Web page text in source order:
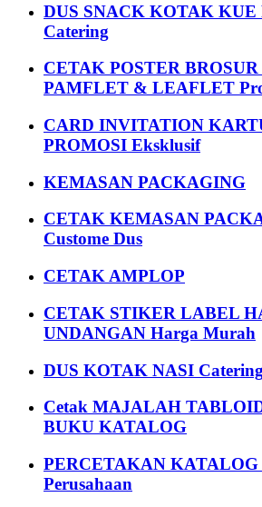
DUS SNACK KOTAK KUE
Catering
CETAK POSTER
PAMFLET & LEAFLET
CARD INVITATION
PROMOSI Eksklusif
KEMASAN PACKAGING
CETAK KEMASAN
Custome Dus
CETAK AMPLOP
CETAK STIKER LABEL
UNDANGAN Harga Murah
DUS KOTAK NASI
Cetak MAJALAH
BUKU KATALOG
PERCETAKAN
Perusahaan